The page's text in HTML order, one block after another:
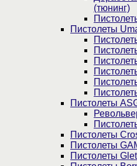
(тюнинг)
Пистолеты
Пистолеты
Пистолеты
Пистолеты
Пистолеты